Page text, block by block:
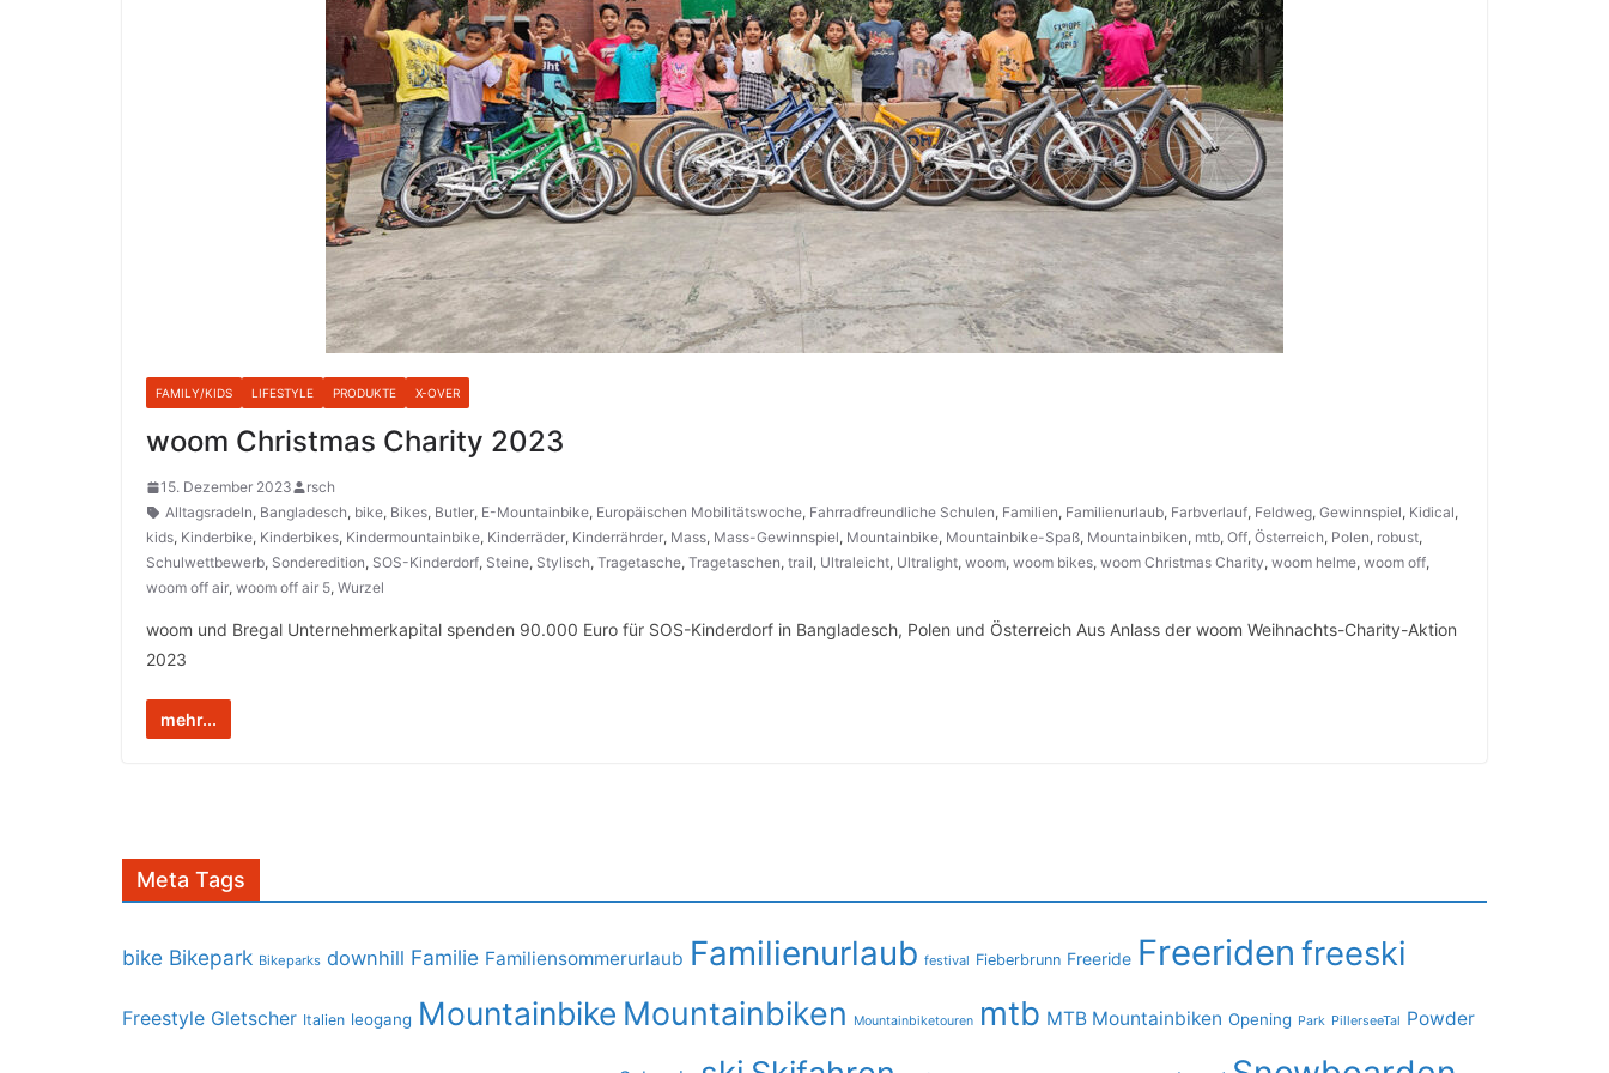
FAMILY/KIDS LIFESTYLE PRODUKTE X-OVER
woom Christmas Charity 2023
15. Dezember 2023
rsch
Alltagsradeln, Bangladesch, bike, Bikes, Butler, E-Mountainbike, Europäischen Mobilitätswoche, Fahrradfreundliche Schulen, Familien, Familienurlaub, Farbverlauf, Feldweg, Gewinnspiel, Kidical,
kids, Kinderbike, Kinderbikes, Kindermountainbike, Kinderräder, Kinderrährder, Mass, Mass-Gewinnspiel, Mountainbike, Mountainbike-Spaß, Mountainbiken, mtb, Off, Österreich, Polen, robust,
Schulwettbewerb, Sonderedition, SOS-Kinderdorf, Steine, Stylisch, Tragetasche, Tragetaschen, trail, Ultraleicht, Ultralight, woom, woom bikes, woom Christmas Charity, woom helme, woom off,
woom off air, woom off air 5, Wurzel
woom und Bregal Unternehmerkapital spenden 90.000 Euro für SOS-Kinderdorf in Bangladesch, Polen und Österreich Aus Anlass der woom Weihnachts-Charity-Aktion
2023
mehr...
Meta Tags
bike Bikepark Bikeparks downhill Familie Familiensommerurlaub Familienurlaub festival Fieberbrunn Freeride Freeriden freeski
Freestyle Gletscher Italien leogang Mountainbike Mountainbiken Mountainbiketouren mtb MTB Mountainbiken Opening Park PillerseeTal Powder